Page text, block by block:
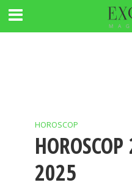
HOROSCOP
2025